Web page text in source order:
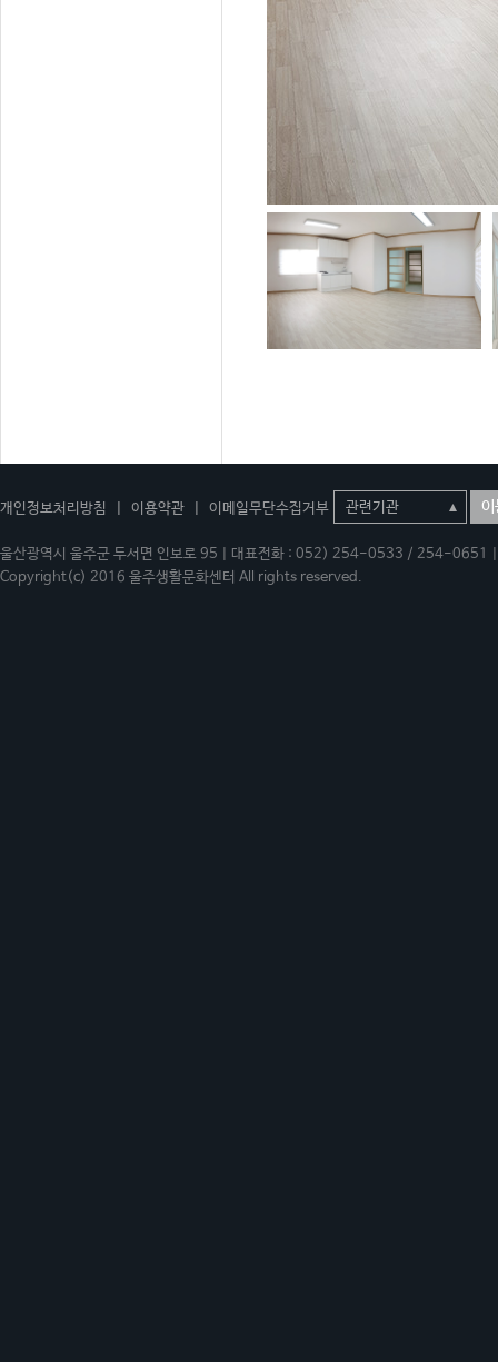
개인정보처리방침 이용약관 이메일무단수집거부 이
울산광역시 울주군 두서면 인보로 95 | 대표전화 : 052) 254-0533 / 254-
Copyright(c) 2016 울주생활문화센터 All rights reserved.